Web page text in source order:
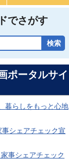
でさがす
ポータルサイ
暮らしをもっと心地
シェアチェック宣
家事シェアチェック